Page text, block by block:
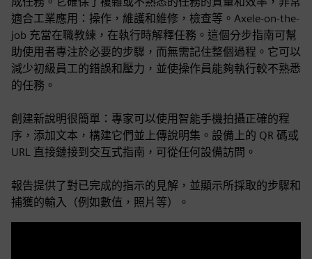
適合工業應用：操作，維護和維修，檢查等。Axele-on-the-
job 充當在職教練，在執行時解釋任務。這個分步指南可幫
助使用者專注於必要的步驟，而無需記住整個過程。它可以
減少初級員工的錯誤和壓力，並使操作員能夠執行較不熟悉
的任務。
創建新說明很簡單：專家可以使用智能手機拍攝正確的程
序，添加文本，構建它們並上傳說明集。設備上的 QR 碼或
URL 直接鏈接到交互式指南，可從任何設備訪問。
報告提供了對已完成的指示的見解，並顯示所採取的步驟和
捕獲的輸入（例如數值，照片等）。